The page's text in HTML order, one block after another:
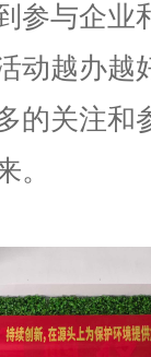
参与企业
动越办越
的关注和
。